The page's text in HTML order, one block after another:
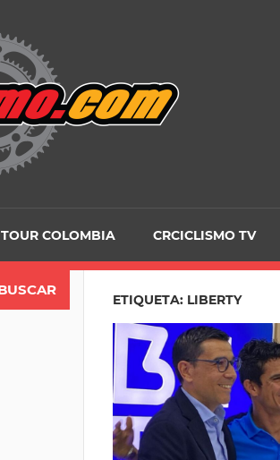
TOUR COLOMBIA CRCICLISMO TV
ETIQUETA: LIBERTY